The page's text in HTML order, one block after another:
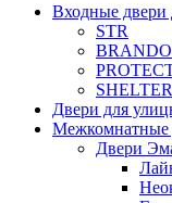
Входные двери
STR
SHELTER
Двери для
Межкомнатные
Двери